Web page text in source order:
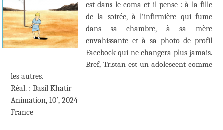
est dans le coma et il pense : à la fille
de la soirée, à l’infirmière qui fume
dans sa chambre, à sa mère
envahissante et à sa photo de profil
Facebook qui ne changera plus jamais.
Bref, Tristan est un adolescent comme
les autres.
Réal. : Basil Khatir
Animation, 10′, 2024
France